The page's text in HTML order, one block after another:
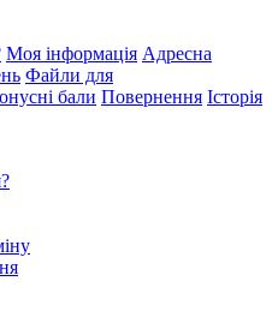
Моя інформація Адресна
Файли для
бали Повернення Історія